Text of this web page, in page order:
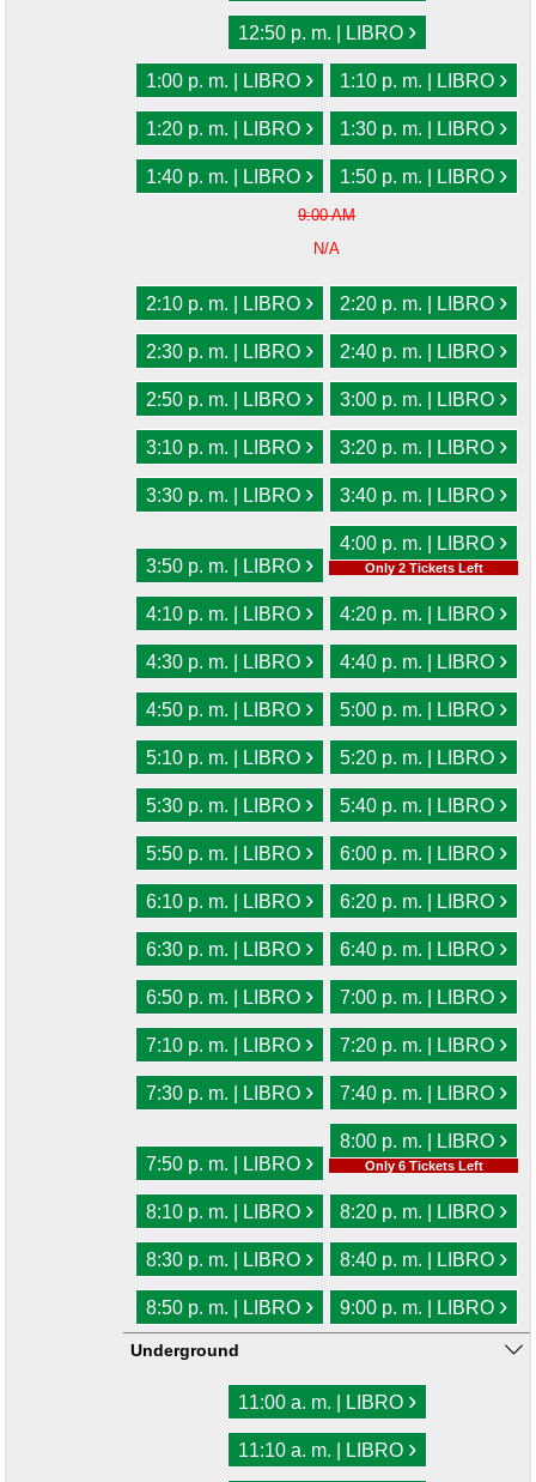
12:50 p. m. | LIBRO ›
1:00 p. m. | LIBRO › 1:10 p. m. | LIBRO ›
1:20 p. m. | LIBRO › 1:30 p. m. | LIBRO ›
1:40 p. m. | LIBRO › 1:50 p. m. | LIBRO ›
9:00 AM
N/A
2:10 p. m. | LIBRO › 2:20 p. m. | LIBRO ›
2:30 p. m. | LIBRO › 2:40 p. m. | LIBRO ›
2:50 p. m. | LIBRO › 3:00 p. m. | LIBRO ›
3:10 p. m. | LIBRO › 3:20 p. m. | LIBRO ›
3:30 p. m. | LIBRO › 3:40 p. m. | LIBRO ›
3:50 p. m. | LIBRO ›
4:00 p. m. | LIBRO ›
Only 2 Tickets Left
4:10 p. m. | LIBRO › 4:20 p. m. | LIBRO ›
4:30 p. m. | LIBRO › 4:40 p. m. | LIBRO ›
4:50 p. m. | LIBRO › 5:00 p. m. | LIBRO ›
5:10 p. m. | LIBRO › 5:20 p. m. | LIBRO ›
5:30 p. m. | LIBRO › 5:40 p. m. | LIBRO ›
5:50 p. m. | LIBRO › 6:00 p. m. | LIBRO ›
6:10 p. m. | LIBRO › 6:20 p. m. | LIBRO ›
6:30 p. m. | LIBRO › 6:40 p. m. | LIBRO ›
6:50 p. m. | LIBRO › 7:00 p. m. | LIBRO ›
7:10 p. m. | LIBRO › 7:20 p. m. | LIBRO ›
7:30 p. m. | LIBRO › 7:40 p. m. | LIBRO ›
7:50 p. m. | LIBRO ›
8:00 p. m. | LIBRO ›
Only 6 Tickets Left
8:10 p. m. | LIBRO › 8:20 p. m. | LIBRO ›
8:30 p. m. | LIBRO › 8:40 p. m. | LIBRO ›
8:50 p. m. | LIBRO › 9:00 p. m. | LIBRO ›
Underground
11:00 a. m. | LIBRO ›
11:10 a. m. | LIBRO ›